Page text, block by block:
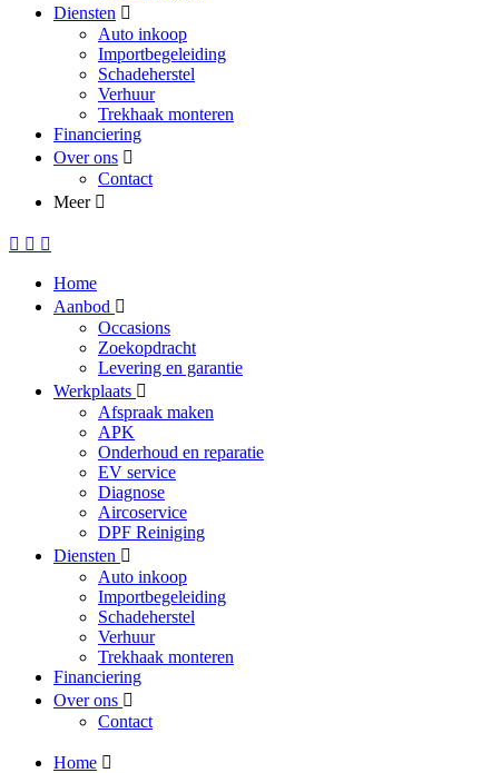
Diensten
Auto inkoop
Importbegeleiding
Schadeherstel
Verhuur
Trekhaak monteren
Financiering
Over ons
Contact
Meer
Home
Aanbod
Occasions
Zoekopdracht
Levering en garantie
Werkplaats
Afspraak maken
APK
Onderhoud en reparatie
EV service
Diagnose
Aircoservice
DPF Reiniging
Diensten
Auto inkoop
Importbegeleiding
Schadeherstel
Verhuur
Trekhaak monteren
Financiering
Over ons
Contact
Home